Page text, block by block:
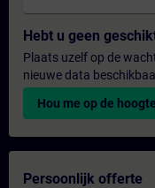
Hebt u geen
Plaats uzelf op de
nieuwe data
Hou me op de hoogte
Persoonlijk offerte